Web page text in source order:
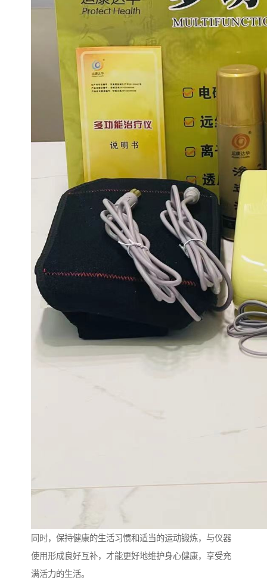
同时，保持健康的生活习惯和适当的运动锻炼，与仪器
使用形成良好互补，才能更好地维护身心健康，享受充
满活力的生活。